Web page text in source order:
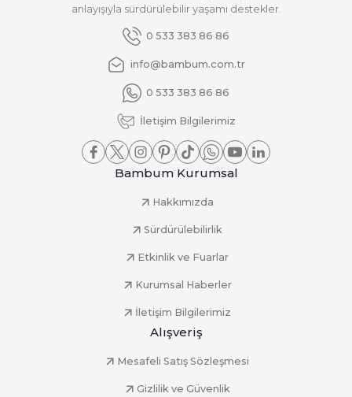
anlayışıyla sürdürülebilir yaşamı destekler.
0 533 383 86 86
info@bambum.com.tr
0 533 383 86 86
İletişim Bilgilerimiz
Bambum Kurumsal
Hakkımızda
Sürdürülebilirlik
Etkinlik ve Fuarlar
Kurumsal Haberler
İletişim Bilgilerimiz
Alışveriş
Mesafeli Satış Sözleşmesi
Gizlilik ve Güvenlik